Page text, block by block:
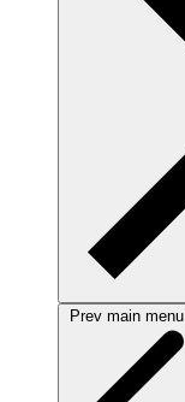
Prev main menu